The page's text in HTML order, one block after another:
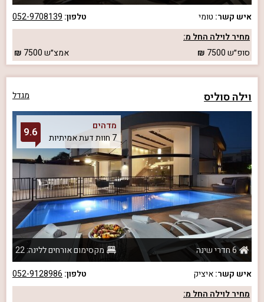
איש קשר: טומי טלפון: 052-9708139
מחיר לוילה החל מ:
סופ״ש7500 אמצ״ש7500
וילה סוליס מגדל
מדהים
7 חוות דעת אמיתיות
9.6
6 חדרי שינה
מקסימום אורחים ללינה: 22
איש קשר:איציק טלפון: 052-9128986
מחיר לוילה החל מ: